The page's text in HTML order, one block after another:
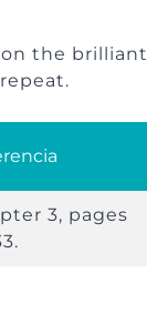
on the brilliant
3, pages